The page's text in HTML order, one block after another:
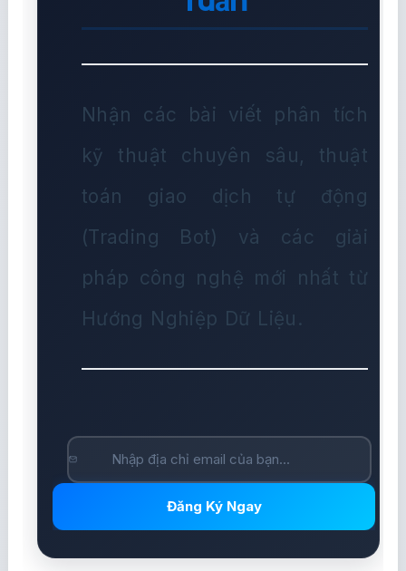
Nhận các bài viết phân tích
kỹ thuật chuyên sâu, thuật
toán giao dịch tự động
(Trading Bot) và các giải
pháp công nghệ mới nhất từ
Hướng Nghiệp Dữ Liệu.
Đăng Ký Ngay